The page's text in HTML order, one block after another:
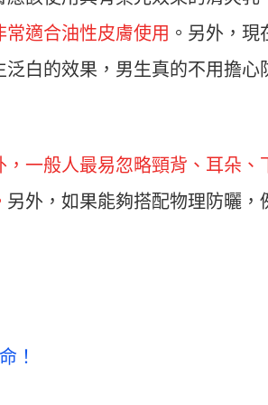
常適合油性皮膚使用 。另外，現
白的效果，男生真的不用擔心
一般人最易忽略頸背、耳朵、
另外，如果能夠搭配物理防曬，
！